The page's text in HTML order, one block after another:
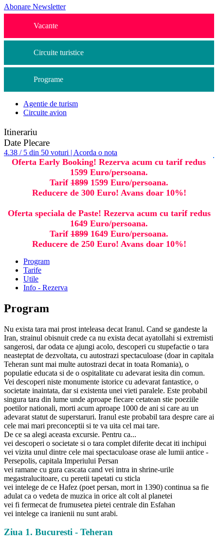
Abonare Newsletter
Vacante
Circuite turistice
Programe
Agentie de turism
Circuite avion
Itinerariu
Date Plecare
4.38 / 5 din 50 voturi | Acorda o nota
Oferta Early Booking! Rezerva acum cu tarif redus
1599 Euro/persoana.
Tarif 1899 1599 Euro/persoana.
Reducere de 300 Euro! Avans doar 10%!
Oferta speciala de Paste! Rezerva acum cu tarif redus
1649 Euro/persoana.
Tarif 1899 1649 Euro/persoana.
Reducere de 250 Euro! Avans doar 10%!
Program
Tarife
Utile
Info - Rezerva
Program
Nu exista tara mai prost inteleasa decat Iranul. Cand se gandeste la
Iran, strainul obisnuit crede ca nu exista decat ayatollahi si extremisti
sangerosi, dar odata ce ajungi acolo, descoperi cu stupefactie o tara
neasteptat de dezvoltata, cu autostrazi spectaculoase (doar in capitala
Teheran sunt mai multe autostrazi decat in toata Romania), o
populatie educata si de o ospitalitate cu adevarat iesita din comun.
Vei descoperi niste monumente istorice cu adevarat fantastice, o
societate inaintata, dar si existenta unei vieti paralele. Este probabil
singura tara din lume unde aproape fiecare cetatean stie poeziile
poetilor nationali, morti acum aproape 1000 de ani si care au un
adevarat statut de superstaruri. Iranul este probabil tara despre care ai
cele mai mari preconceptii si te va uita cel mai tare.
De ce sa alegi aceasta excursie. Pentru ca...
vei descoperi o societate si o tara complet diferite decat iti inchipui
vei vizita unul dintre cele mai spectaculoase orase ale lumii antice -
Persepolis, capitala Imperiului Persan
vei ramane cu gura cascata cand vei intra in shrine-urile
megastralucitoare, cu peretii tapetati cu sticla
vei intelege de ce Hafez (poet persan, mort in 1390) continua sa fie
adulat ca o vedeta de muzica in orice alt colt al planetei
vei fi fermecat de frumusetea pietei centrale din Esfahan
vei intelege ca iranienii nu sunt arabi.
Ziua 1. Bucuresti - Teheran